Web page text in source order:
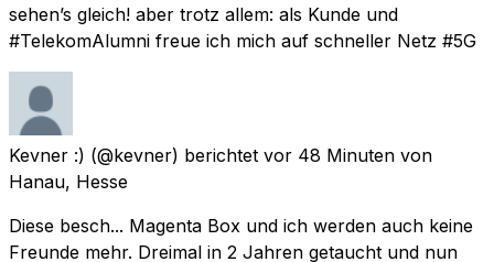
sehen’s gleich! aber trotz allem: als Kunde und
#TelekomAlumni freue ich mich auf schneller Netz #5G
Kevner :) (@kevner) berichtet vor 48 Minuten von
Hanau, Hesse
Diese besch... Magenta Box und ich werden auch keine
Freunde mehr. Dreimal in 2 Jahren getaucht und nun